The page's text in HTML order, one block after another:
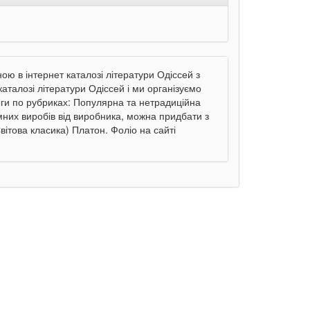
інтернет каталозі літератури Одіссей з
літератури Одіссей і ми організуємо
по рубриках: Популярна та нетрадиційна
виробів від виробника, можна придбати з
класика) Платон. Фоліо на сайті